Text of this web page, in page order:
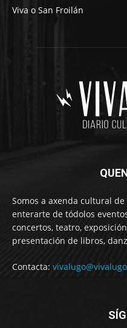
Viva o San Froilán
Somos a axenda cultural
enterarte de tódolos
concertos, teatro,
presentación de libros,
Contacta: